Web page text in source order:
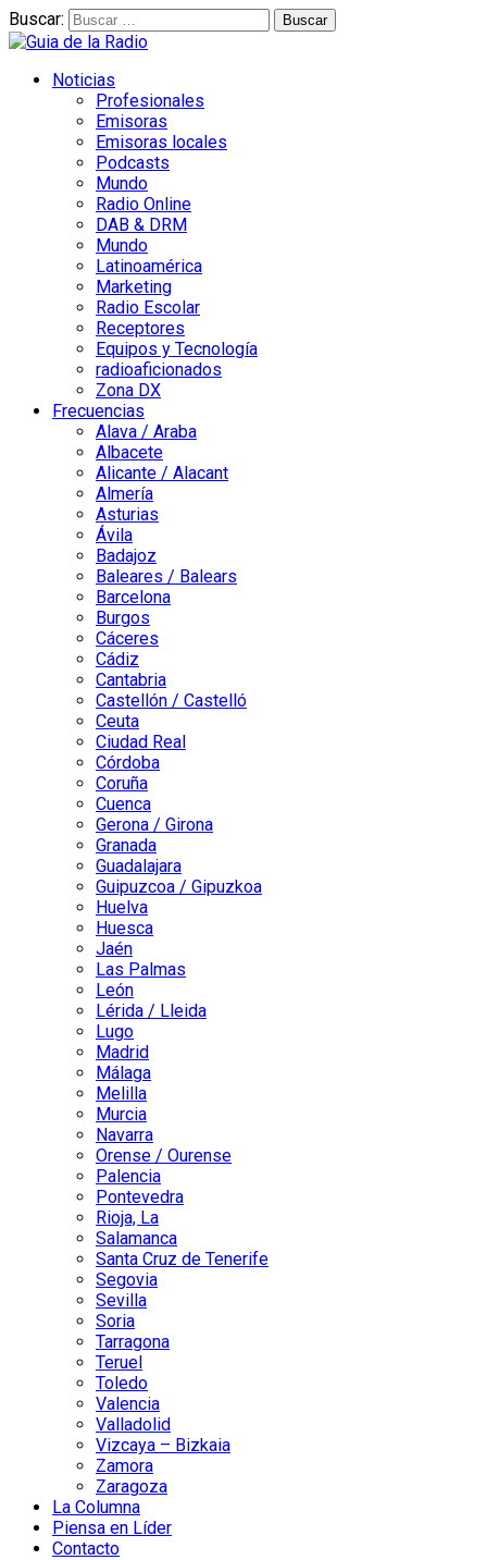
Buscar:
Noticias
Profesionales
Emisoras
Emisoras locales
Podcasts
Mundo
Radio Online
DAB & DRM
Mundo
Latinoamérica
Marketing
Radio Escolar
Receptores
Equipos y Tecnología
radioaficionados
Zona DX
Frecuencias
Alava / Araba
Albacete
Alicante / Alacant
Almería
Asturias
Ávila
Badajoz
Baleares / Balears
Barcelona
Burgos
Cáceres
Cádiz
Cantabria
Castellón / Castelló
Ceuta
Ciudad Real
Córdoba
Coruña
Cuenca
Gerona / Girona
Granada
Guadalajara
Guipuzcoa / Gipuzkoa
Huelva
Huesca
Jaén
Las Palmas
León
Lérida / Lleida
Lugo
Madrid
Málaga
Melilla
Murcia
Navarra
Orense / Ourense
Palencia
Pontevedra
Rioja, La
Salamanca
Santa Cruz de Tenerife
Segovia
Sevilla
Soria
Tarragona
Teruel
Toledo
Valencia
Valladolid
Vizcaya – Bizkaia
Zamora
Zaragoza
La Columna
Piensa en Líder
Contacto